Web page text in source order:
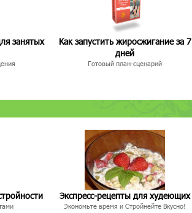
занятых
Как запустить жиросжигание за 7
дней
Готовый план-сценарий
Экспресс-рецепты для худеющих
Экономьте время и Стройнейте Вкусно!